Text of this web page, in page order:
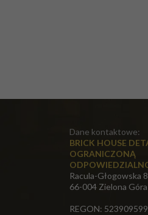
Dane kontaktowe:
BRICK HOUSE
OGRANICZONĄ
Racula-Głogowska
66-004 Zielona Góra
REGON: